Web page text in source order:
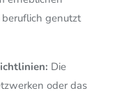
genutzt
Die
oder das